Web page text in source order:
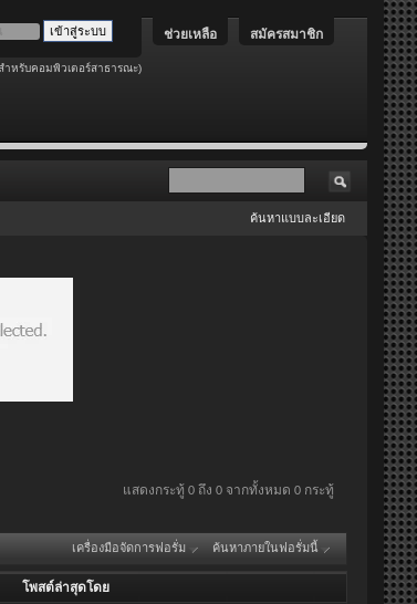
สมัครสมาชิก
ช่วยเหลือ
ำหรับคอมพิวเตอร์สาธารณะ)
ค้นหาแบบละเอียด
แสดงกระทู้ 0 ถึง 0 จากทั้งหมด 0 กระทู้
เครื่องมือจัดการฟอรั่ม ค้นหาภายในฟอรั่มนี้
โพสต์ล่าสุดโดย